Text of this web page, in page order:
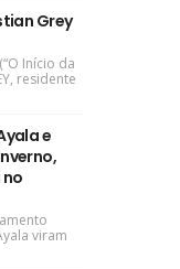
Grey
Início da
residente
e
viram